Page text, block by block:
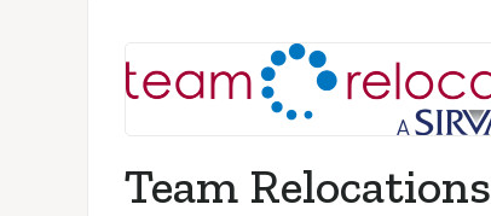
Team Relocations